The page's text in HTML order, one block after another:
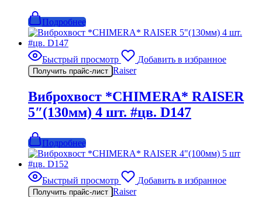
Подробнее
Быстрый просмотр Добавить в избранное
Получить прайс-лист Raiser
Виброхвост *CHIMERA* RAISER
5″(130мм) 4 шт. #цв. D147
Подробнее
Быстрый просмотр Добавить в избранное
Получить прайс-лист Raiser